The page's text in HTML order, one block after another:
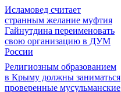
Исламовед считает
странным желание муфтия
Гайнутдина переименовать
свою организацию в ДУМ
России
Религиозным образованием
в Крыму должны заниматься
проверенные мусульманские